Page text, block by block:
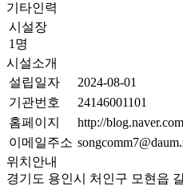
기타인력
시설장
1명
시설소개
설립일자
2024-08-01
기관번호
24146001101
홈페이지
http://
이메일주소
위치안내
경기도 용인시 처인구 모현읍